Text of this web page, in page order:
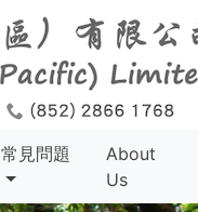
常見問題
About
Us